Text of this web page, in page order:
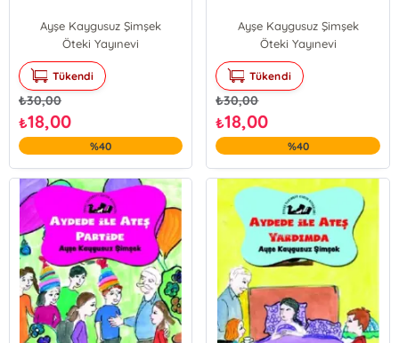
Ayşe Kaygusuz Şimşek
Öteki Yayınevi
Tükendi
₺30,00
₺18,00
%40
Ayşe Kaygusuz Şimşek
Öteki Yayınevi
Tükendi
₺30,00
₺18,00
%40